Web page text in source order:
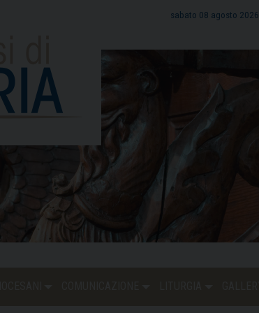
sabato 08 agosto 2026